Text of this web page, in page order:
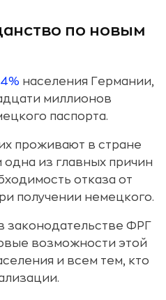
по новым
населения Германии,
миллионов
паспорта.
проживают в стране
одна из главных причин
отказа от
получении немецкого.
законодательстве ФРГ
возможности этой
и всем тем, кто